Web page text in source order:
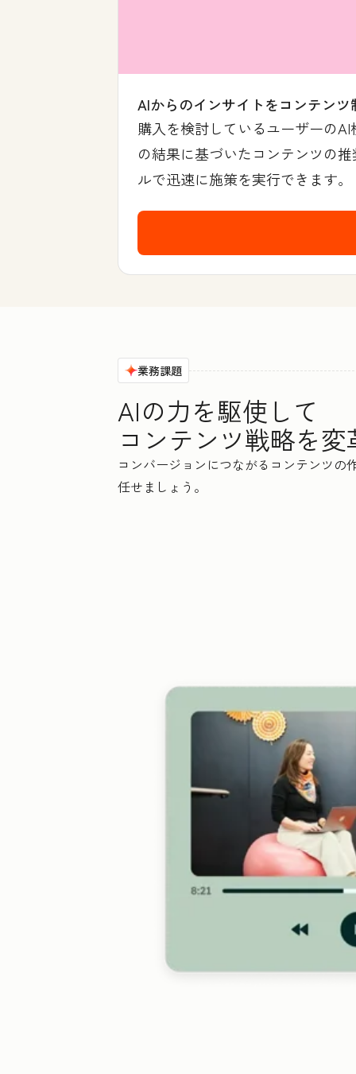
AIからのインサイトをコンテン
購入を検討しているユーザーの
の結果に基づいたコンテンツの
ルで迅速に施策を実行できます。
業務課題
AIの力を駆使して
コンテンツ戦略を変
コンバージョンにつながるコンテンツの
任せましょう。